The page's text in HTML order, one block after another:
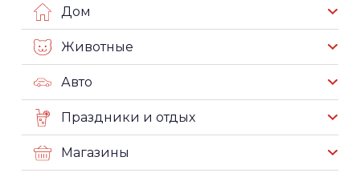
Дом
Животные
Авто
Праздники и отдых
Магазины